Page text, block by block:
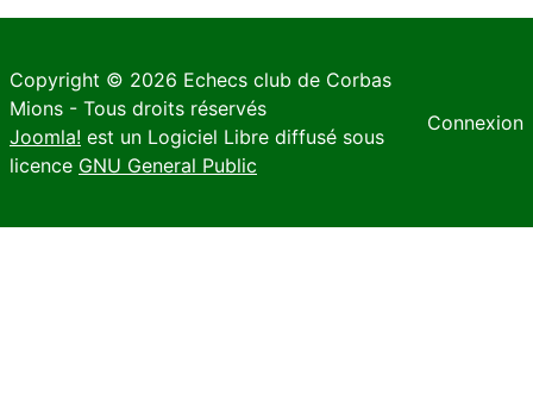
Copyright © 2026 Echecs club de Corbas
Mions - Tous droits réservés
Joomla! est un Logiciel Libre diffusé sous
licence GNU General Public
Connexion